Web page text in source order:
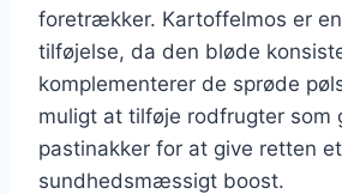
foretrækker. Kartoffelmos er
tilføjelse, da den bløde
komplementerer de sprøde
muligt at tilføje rodfrugter som
pastinakker for at give retten
sundhedsmæssigt boost.